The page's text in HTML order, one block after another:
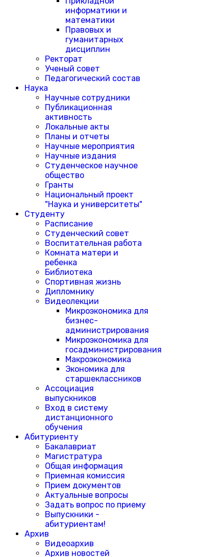
информатики и
математики
Правовых и
гуманитарных
дисциплин
Ректорат
Ученый совет
Педагогический состав
Наука
Научные сотрудники
Публикационная
активность
Локальные акты
Планы и отчеты
Научные мероприятия
Научные издания
Студенческое научное
общество
Гранты
Национальный проект
"Наука и университеты"
Студенту
Расписание
Студенческий совет
Воспитательная работа
Комната матери и
ребенка
Библиотека
Спортивная жизнь
Дипломнику
Видеолекции
Микроэкономика для
бизнес-
администрирования
Микроэкономика для
госадминистрирования
Макроэкономика
Экономика для
старшеклассников
Ассоциация
выпускников
Вход в систему
дистанционного
обучения
Абитуриенту
Бакалавриат
Магистратура
Общая информация
Приемная комиссия
Прием документов
Актуальные вопросы
Задать вопрос по приему
Выпускники -
абитуриентам!
Архив
Видеоархив
Архив новостей